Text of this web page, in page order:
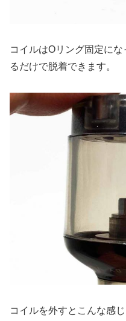
コイルはOリング固定に
るだけで脱着できます。
コイルを外すとこんな感